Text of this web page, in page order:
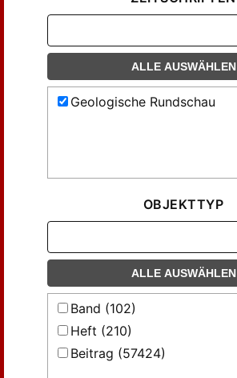
ALLE AUSWÄHLEN
Geologische Rundschau
OBJEKTTYP
ALLE AUSWÄHLEN
Band (102)
Heft (210)
Beitrag (57424)